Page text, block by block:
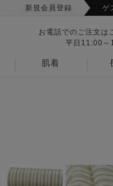
新規会員登録 ゲ
お電話でのご注文は
平日11:00～
肌着